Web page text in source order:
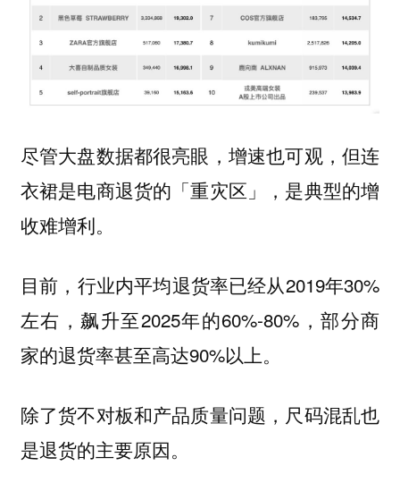
尽管大盘数据都很亮眼，增速也可观，但连
衣裙是电商退货的「重灾区」，是典型的增
收难增利。
目前，行业内平均退货率已经从2019年30%
左右，飙升至2025年的60%-80%，部分商
家的退货率甚至高达90%以上。
除了货不对板和产品质量问题，尺码混乱也
是退货的主要原因。